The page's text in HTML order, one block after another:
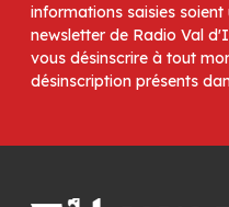
informations saisies
newsletter de Radio Val
vous désinscrire à tout
désinscription présents